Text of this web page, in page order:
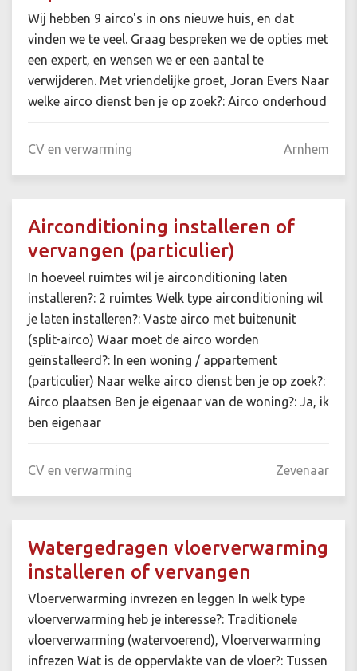
Wij hebben 9 airco's in ons nieuwe huis, en dat
vinden we te veel. Graag bespreken we de opties met
een expert, en wensen we er een aantal te
verwijderen. Met vriendelijke groet, Joran Evers Naar
welke airco dienst ben je op zoek?: Airco onderhoud
CV en verwarming Arnhem
Airconditioning installeren of
vervangen (particulier)
In hoeveel ruimtes wil je airconditioning laten
installeren?: 2 ruimtes Welk type airconditioning wil
je laten installeren?: Vaste airco met buitenunit
(split-airco) Waar moet de airco worden
geïnstalleerd?: In een woning / appartement
(particulier) Naar welke airco dienst ben je op zoek?:
Airco plaatsen Ben je eigenaar van de woning?: Ja, ik
ben eigenaar
CV en verwarming Zevenaar
Watergedragen vloerverwarming
installeren of vervangen
Vloerverwarming invrezen en leggen In welk type
vloerverwarming heb je interesse?: Traditionele
vloerverwarming (watervoerend), Vloerverwarming
infrezen Wat is de oppervlakte van de vloer?: Tussen